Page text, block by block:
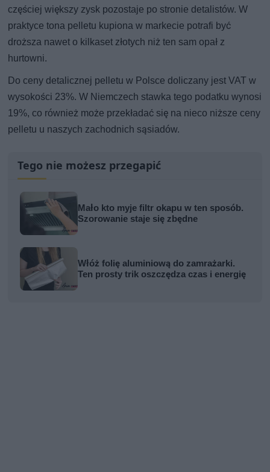
częściej większy zysk pozostaje po stronie detalistów. W
praktyce tona pelletu kupiona w markecie potrafi być
droższa nawet o kilkaset złotych niż ten sam opał z
hurtowni.
Do ceny detalicznej pelletu w Polsce doliczany jest VAT w
wysokości 23%. W Niemczech stawka tego podatku wynosi
19%, co również może przekładać się na nieco niższe ceny
pelletu u naszych zachodnich sąsiadów.
Tego nie możesz przegapić
Mało kto myje filtr okapu w ten sposób.
Szorowanie staje się zbędne
Włóż folię aluminiową do zamrażarki.
Ten prosty trik oszczędza czas i energię